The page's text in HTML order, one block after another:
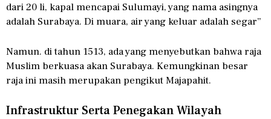
dari 20 li, kapal mencapai Sulumayi, yang nama asingnya
adalah Surabaya. Di muara, air yang keluar adalah segar”
Namun. di tahun 1513, ada yang menyebutkan bahwa raja
Muslim berkuasa akan Surabaya. Kemungkinan besar
raja ini masih merupakan pengikut Majapahit.
Infrastruktur Serta Penegakan Wilayah